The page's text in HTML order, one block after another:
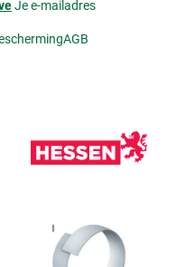
Je e-mailadres
AGB